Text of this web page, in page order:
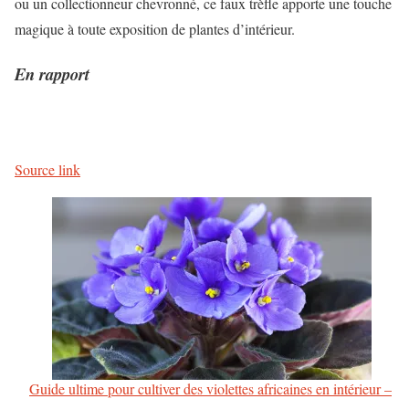
magique à toute exposition de plantes d’intérieur.
En rapport
Source link
Guide ultime pour cultiver des violettes africaines en intérieur –